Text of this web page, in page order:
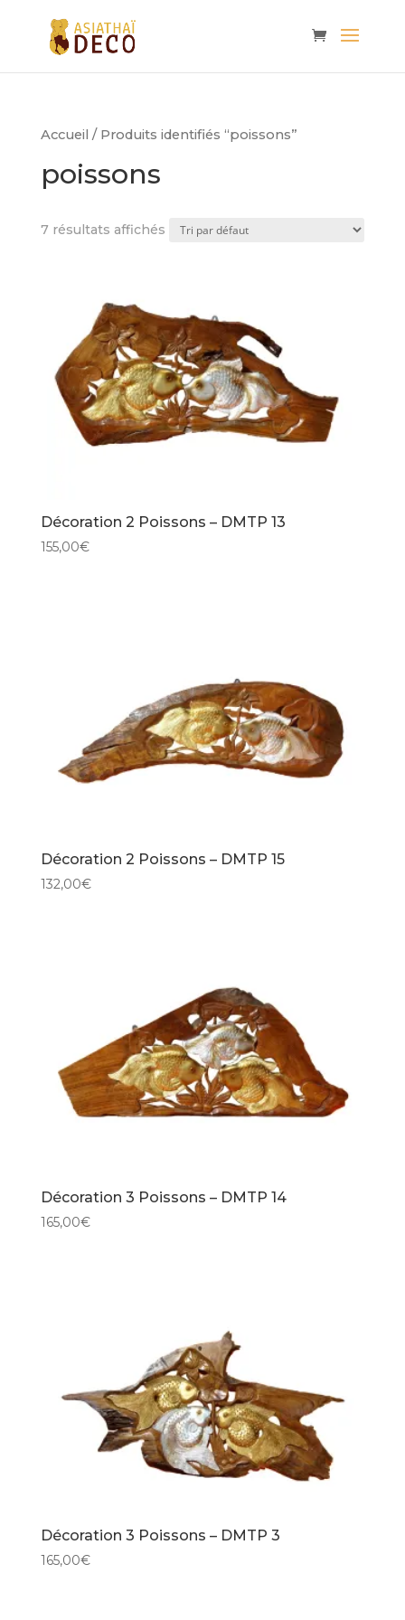
Accueil / Produits identifiés “poissons”
poissons
7 résultats affichés
Décoration 2 Poissons – DMTP 13
155,00€
Décoration 2 Poissons – DMTP 15
132,00€
Décoration 3 Poissons – DMTP 14
165,00€
Décoration 3 Poissons – DMTP 3
165,00€